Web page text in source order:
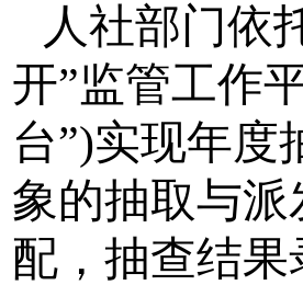
人社部门依
开”监管工作
台”)实现年度
象的抽取与
配，抽查结